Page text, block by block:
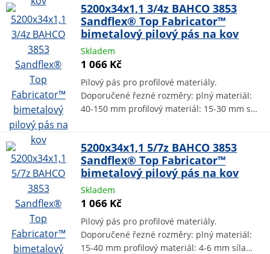
5200x34x1,1 3/4z BAHCO 3853
Sandflex® Top Fabricator™
bimetalový pilový pás na kov
Skladem
1 066 Kč
Pilový pás pro profilové materiály.
Doporučené řezné rozměry: plný materiál:
40-150 mm profilový materiál: 15-30 mm s…
5200x34x1,1 5/7z BAHCO 3853
Sandflex® Top Fabricator™
bimetalový pilový pás na kov
Skladem
1 066 Kč
Pilový pás pro profilové materiály.
Doporučené řezné rozměry: plný materiál:
15-40 mm profilový materiál: 4-6 mm síla…